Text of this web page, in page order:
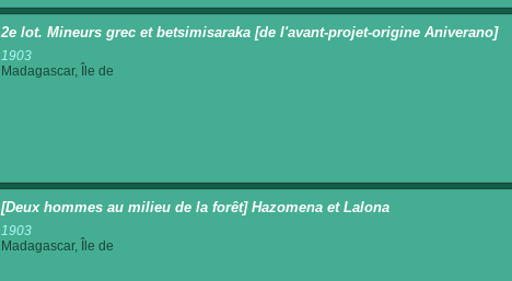
2e lot. Mineurs grec et betsimisaraka [de l'avant-projet-origine Aniverano]
1903
Madagascar, Île de
[Deux hommes au milieu de la forêt] Hazomena et Lalona
1903
Madagascar, Île de